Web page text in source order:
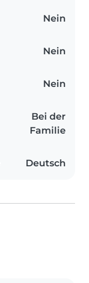
Nein
Nein
Nein
Bei der
Familie
Deutsch